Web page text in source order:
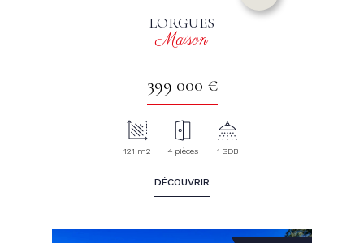
LORGUES
Maison
399 000 €
121 m2 4 pièces 1 SDB
DÉCOUVRIR